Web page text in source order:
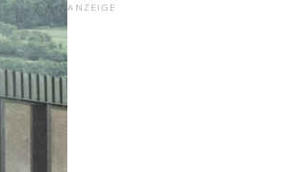
ANZEIGE